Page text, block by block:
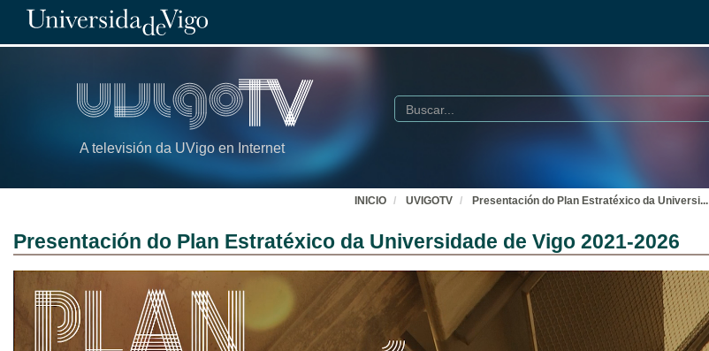
A televisión da UVigo en Internet
Buscar
INICIO UVIGOTV Presentación do Plan Estratéxico da Universi...
Presentación do Plan Estratéxico da Universidade de Vigo 2021-2026